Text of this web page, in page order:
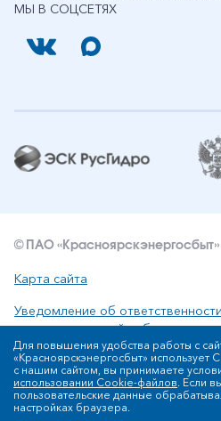
МЫ В СОЦСЕТЯХ
© ПАО «Красноярскэнергосбыт»
Карта сайта
Уведомление об
интеллектуальной собственности
Политика ПАО
обработки персональных данных
Для повышения удобства работы с
«Красноярскэнергосбыт»
с нашим сайтом, вы принимаете
использовании Cookie-файлов. Если
пользовательские данные
настройках браузера.